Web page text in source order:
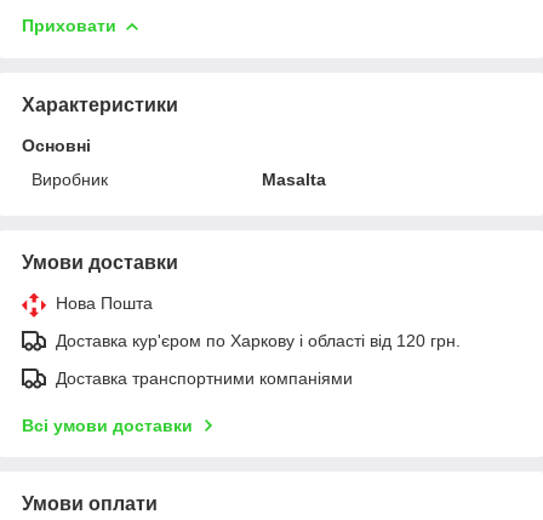
Приховати
Характеристики
Основні
Виробник
Masalta
Умови доставки
Нова Пошта
Доставка кур'єром по Харкову і області від 120 грн.
Доставка транспортними компаніями
Всі умови доставки
Умови оплати